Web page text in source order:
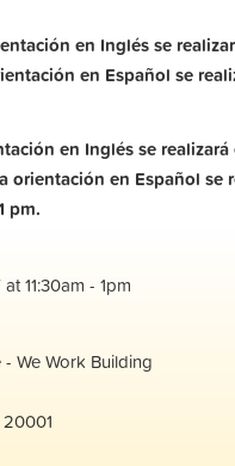
en Inglés se
en Español se
en Inglés se
orientación en Español se
pm.
11:30am - 1pm
We Work Building